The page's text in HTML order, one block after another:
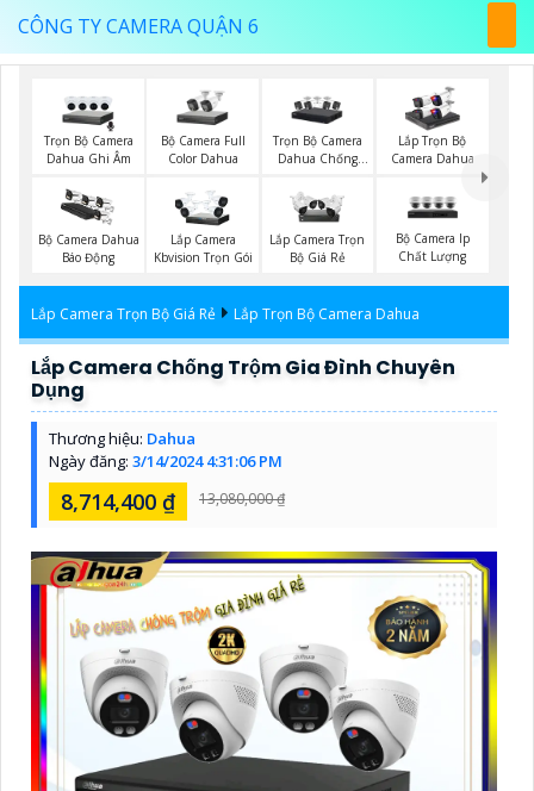
CÔNG TY CAMERA QUẬN 6
Trọn Bộ Camera
Dahua Ghi Âm
Bộ Camera Full
Color Dahua
Trọn Bộ Camera
Dahua Chống
Lắp Trọn Bộ
Camera Dahua
Bộ Camera Dahua
Báo Động
Lắp Camera
Kbvision Trọn Gói
Lắp Camera Trọn
Bộ Giá Rẻ
Bộ Camera Ip
Chất Lượng
Lắp Camera Trọn Bộ Giá Rẻ Lắp Trọn Bộ Camera Dahua
Lắp Camera Chống Trộm Gia Đình Chuyên
Dụng
Thương hiệu: Dahua
Ngày đăng: 3/14/2024 4:31:06 PM
8,714,400 ₫ 13,080,000 ₫